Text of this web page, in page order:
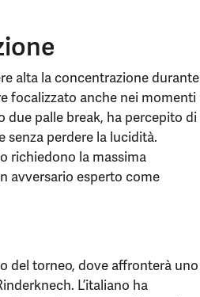
alta la concentrazione durante
focalizzato anche nei momenti
due palle break, ha percepito di
perdere la lucidità.
richiedono la massima
avversario esperto come
del torneo, dove affronterà uno
L’italiano ha